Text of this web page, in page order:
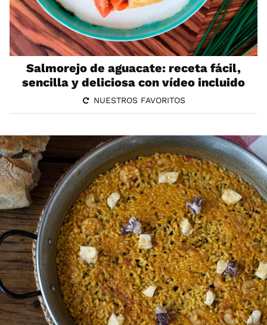
Salmorejo de aguacate: receta fácil,
sencilla y deliciosa con vídeo incluido
NUESTROS FAVORITOS